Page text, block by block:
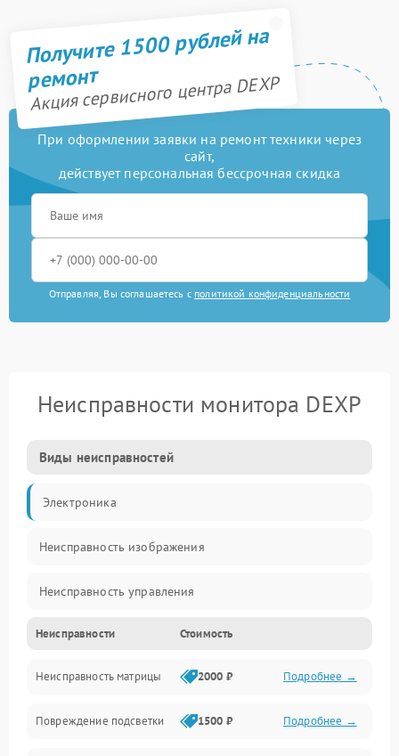
Получите 1500 рублей на
ремонт
Акция сервисного центра DEXP
При оформлении заявки на ремонт техники через
сайт,
действует персональная бессрочная скидка
Отправляя, Вы соглашаетесь с политикой конфиденциальности
Неисправности монитора DEXP
Виды неисправностей
Электроника
Неисправность изображения
Неисправность управления
Неисправность интерфейсов
Прочие неисправности
Неисправность звука
Неисправности Стоимость
Неисправность матрицы 2000 ₽ Подробнее →
Повреждение подсветки 1500 ₽ Подробнее →